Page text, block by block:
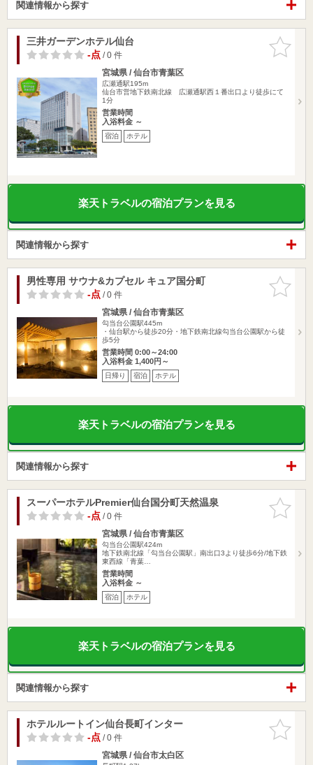
関連情報から探す
お気に入
りに追加
三井ガーデンホテル仙台
-点/ 0 件
宮城県 / 仙台市青葉区
広瀬通駅195m
仙台市営地下鉄南北線 広瀬通駅西１番出口より徒歩にて
1分
営業時間
入浴料金 ～
宿泊 ホテル
楽天トラベルの宿泊プランを見る
関連情報から探す
お気に入
りに追加
男性専用 サウナ&カプセル キュア国分町
-点/ 0 件
宮城県 / 仙台市青葉区
勾当台公園駅445m
・仙台駅から徒歩20分・地下鉄南北線勾当台公園駅から徒
歩5分
営業時間 0:00～24:00
入浴料金 1,400円～
日帰り 宿泊 ホテル
楽天トラベルの宿泊プランを見る
関連情報から探す
お気に入
りに追加
スーパーホテルPremier仙台国分町天然温泉
-点/ 0 件
宮城県 / 仙台市青葉区
勾当台公園駅424m
地下鉄南北線「勾当台公園駅」南出口3より徒歩6分/地下鉄
東西線「青葉…
営業時間
入浴料金 ～
宿泊 ホテル
楽天トラベルの宿泊プランを見る
関連情報から探す
お気に入
りに追加
ホテルルートイン仙台長町インター
-点/ 0 件
宮城県 / 仙台市太白区